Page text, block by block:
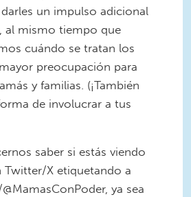
un impulso adicional
al mismo tiempo que
cuándo se tratan los
preocupación para
y familias. (¡También
de involucrar a tus
saber si estás viendo
Twitter/X etiquetando a
ya sea